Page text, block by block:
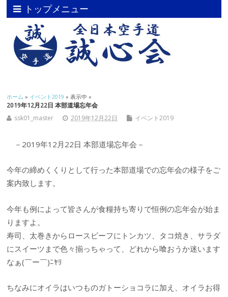
トップメニュー
ホーム » イベント2019 » 表示中 »
2019年12月22日 本部道場忘年会
ssk01_master
2019年12月22日 イベント2019
－2019年12月22日 本部道場忘年会－
今年の締めくくりとして行った本部道場での忘年会の様子をご
案内致します。
今年も例によって皆さんが食糧持ち寄りで恒例の忘年会が始ま
りますよ。
寿司、太巻きからロースビーフにトンカツ、タコ焼き、サラダ
にスイーツまで色々揃っちゃって、どれから喰おうか迷います
なぁ(￣ー￣)ﾆﾔﾘ
ちなみにオイラはいつものガトーショコラに加え、オイラお得